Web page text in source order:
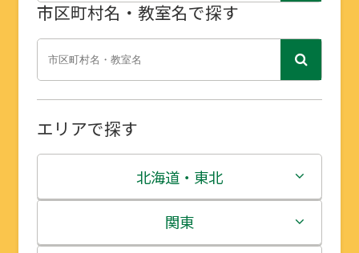
市区町村名・教室名で探す
エリアで探す
北海道・東北
北海道
関東